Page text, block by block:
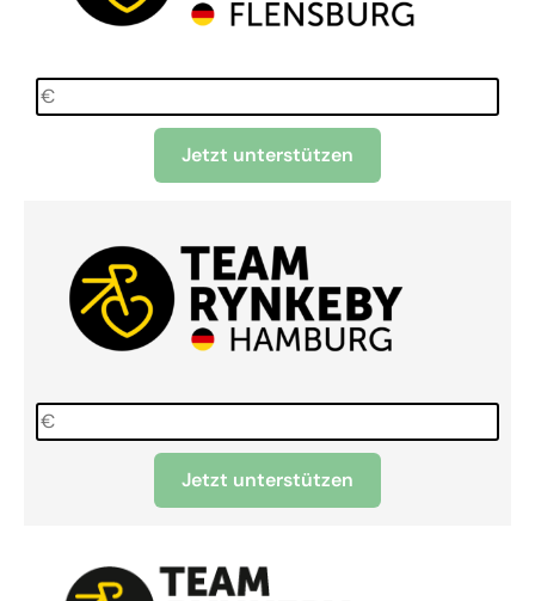
Jetzt unterstützen
Jetzt unterstützen